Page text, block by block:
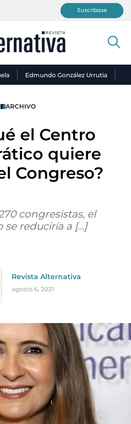
Suscríbase
Edmundo González Urrutia
ARCHIVO
el Centro
quiere
Congreso?
congresistas, el
se reduciría a […]
Revista Alternativa
agosto 6, 2021